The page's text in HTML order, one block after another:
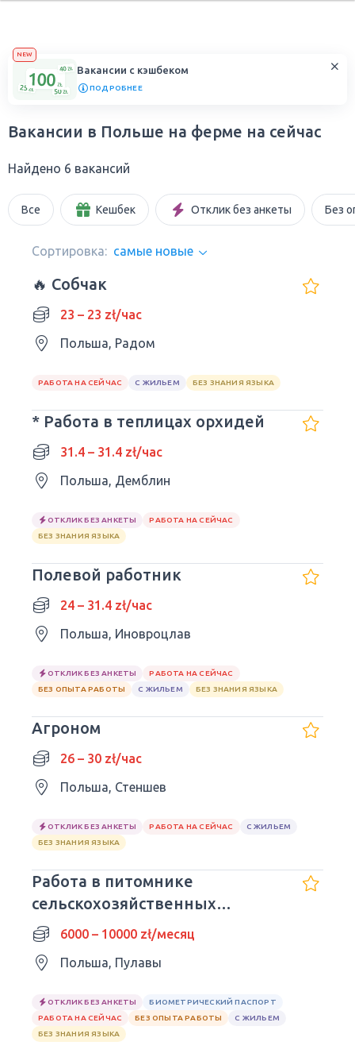
NEW
Вакансии с кэшбеком
ПОДРОБНЕЕ
Вакансии в Польше на ферме на сейчас
Найдено 6 вакансий
Все Кешбек Отклик без анкеты Без
Сортировка: самые новые
🔥 Собчак
23 – 23 zł/час
Польша, Радом
РАБОТА НА СЕЙЧАС С ЖИЛЬЕМ БЕЗ ЗНАНИЯ ЯЗЫКА
* Работа в теплицах орхидей
31.4 – 31.4 zł/час
Польша, Демблин
ОТКЛИК БЕЗ АНКЕТЫ
РАБОТА НА СЕЙЧАС
БЕЗ ЗНАНИЯ ЯЗЫКА
Полевой работник
24 – 31.4 zł/час
Польша, Иновроцлав
ОТКЛИК БЕЗ АНКЕТЫ
РАБОТА НА СЕЙЧАС
БЕЗ ОПЫТА РАБОТЫ
С ЖИЛЬЕМ БЕЗ ЗНАНИЯ ЯЗЫКА
Агроном
26 – 30 zł/час
Польша, Стеншев
ОТКЛИК БЕЗ АНКЕТЫ РАБОТА НА СЕЙЧАС
С ЖИЛЬЕМ
БЕЗ ЗНАНИЯ ЯЗЫКА
Работа в питомнике
сельскохозяйственных
культур.6000 – 10000 zł/месяц
Польша, Пулавы
ОТКЛИК БЕЗ АНКЕТЫ
БИОМЕТРИЧЕСКИЙ ПАСПОРТ
РАБОТА НА СЕЙЧАС
БЕЗ ОПЫТА РАБОТЫ
С ЖИЛЬЕМ
БЕЗ ЗНАНИЯ ЯЗЫКА